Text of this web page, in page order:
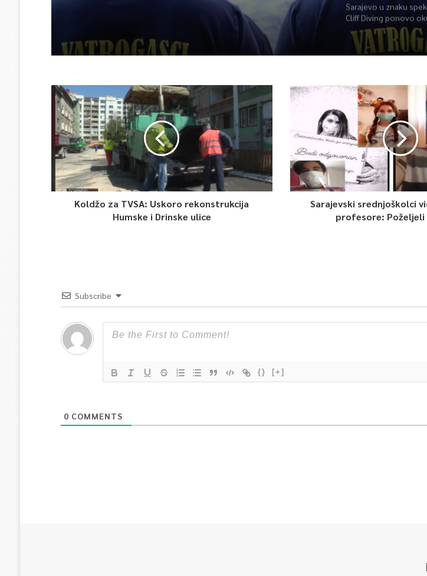
Sarajevo u znaku
Cliff Diving ponovo
skakače i vrhunsku
Koldžo za TVSA: Uskoro rekonstrukcija
Humske i Drinske ulice
Sarajevski srednjoškolci
profesore: Poželjeli
Subscribe
{} [+]
0 COMMENTS